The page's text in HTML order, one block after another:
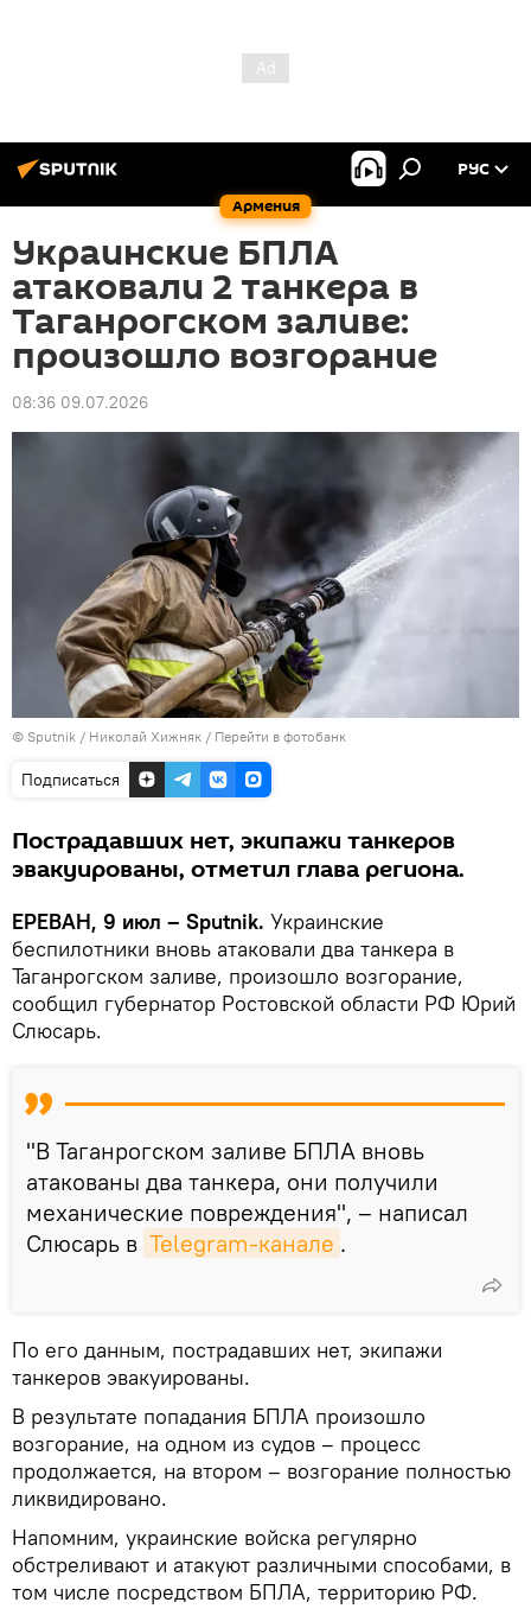
Армения
РУС
Украинские БПЛА
атаковали 2 танкера в
Таганрогском заливе:
произошло возгорание
08:36 09.07.2026
© Sputnik / Николай Хижняк / Перейти в фотобанк
Подписаться
Пострадавших нет, экипажи танкеров
эвакуированы, отметил глава региона.
ЕРЕВАН, 9 июл – Sputnik. Украинские
беспилотники вновь атаковали два танкера в
Таганрогском заливе, произошло возгорание,
сообщил губернатор Ростовской области РФ Юрий
Слюсарь.
"В Таганрогском заливе БПЛА вновь
атакованы два танкера, они получили
механические повреждения", – написал
Слюсарь в Telegram-канале .
По его данным, пострадавших нет, экипажи
танкеров эвакуированы.
В результате попадания БПЛА произошло
возгорание, на одном из судов – процесс
продолжается, на втором – возгорание полностью
ликвидировано.
Напомним, украинские войска регулярно
обстреливают и атакуют различными способами, в
том числе посредством БПЛА, территорию РФ.